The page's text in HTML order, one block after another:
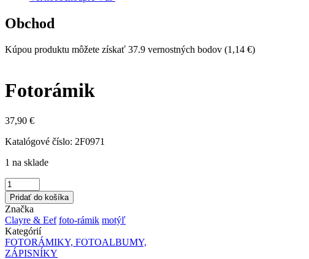
Obchod
Kúpou produktu môžete získať 37.9 vernostných bodov (1,14 €)
Fotorámik
37,90 €
Katalógové číslo: 2F0971
1 na sklade
Pridať do košíka
Značka
Clayre & Eef foto-rámik motýľ
Kategórií
FOTORÁMIKY, FOTOALBUMY,
ZÁPISNÍKY